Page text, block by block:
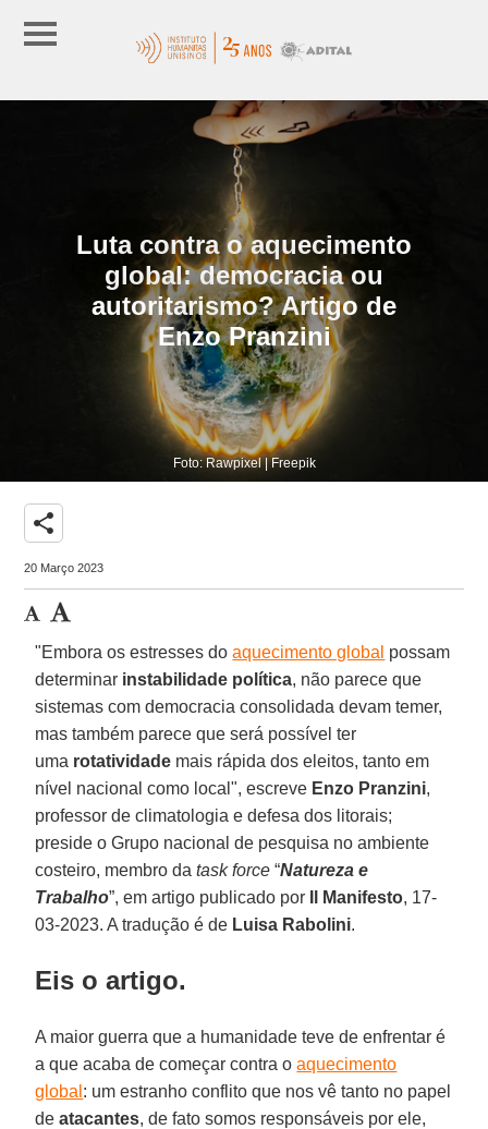
Luta contra o aquecimento
global: democracia ou
autoritarismo? Artigo de
Enzo Pranzini
Foto: Rawpixel | Freepik
share
20 Março 2023
"Embora os estresses doaquecimento global possam
determinar instabilidade política, não parece que
sistemas com democracia consolidada devam temer,
mas também parece que será possível ter
uma rotatividade mais rápida dos eleitos, tanto em
nível nacional como local", escreve Enzo Pranzini,
professor de climatologia e defesa dos litorais;
preside o Grupo nacional de pesquisa no ambiente
costeiro, membro datask force “Natureza e
Trabalho”, em artigo publicado por Il Manifesto, 17-
03-2023. A tradução é de Luisa Rabolini.
Eis o artigo.
A maior guerra que a humanidade teve de enfrentar é
a que acaba de começar contra oaquecimento
global : um estranho conflito que nos vê tanto no papel
deatacantes, de fato somos responsáveis por ele,